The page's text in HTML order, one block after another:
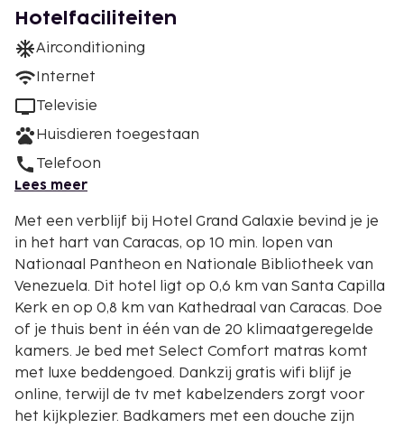
Hotelfaciliteiten
Airconditioning
Internet
Televisie
Huisdieren toegestaan
Telefoon
Lees meer
Met een verblijf bij Hotel Grand Galaxie bevind je je
in het hart van Caracas, op 10 min. lopen van
Nationaal Pantheon en Nationale Bibliotheek van
Venezuela. Dit hotel ligt op 0,6 km van Santa Capilla
Kerk en op 0,8 km van Kathedraal van Caracas. Doe
of je thuis bent in één van de 20 klimaatgeregelde
kamers. Je bed met Select Comfort matras komt
met luxe beddengoed. Dankzij gratis wifi blijf je
online, terwijl de tv met kabelzenders zorgt voor
het kijkplezier. Badkamers met een douche zijn